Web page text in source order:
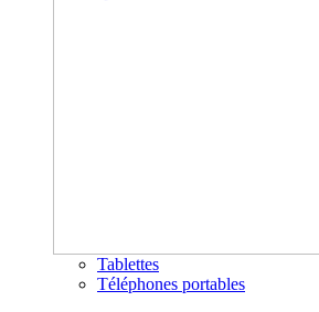
Tablettes
Téléphones portables